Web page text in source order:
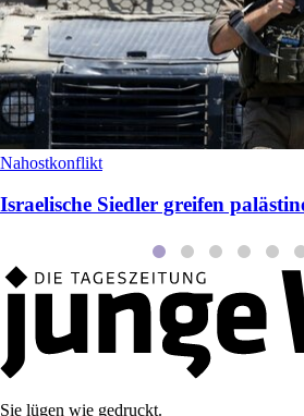
Nahostkonflikt
Israelische Siedler greifen
Sie lügen wie gedruckt.